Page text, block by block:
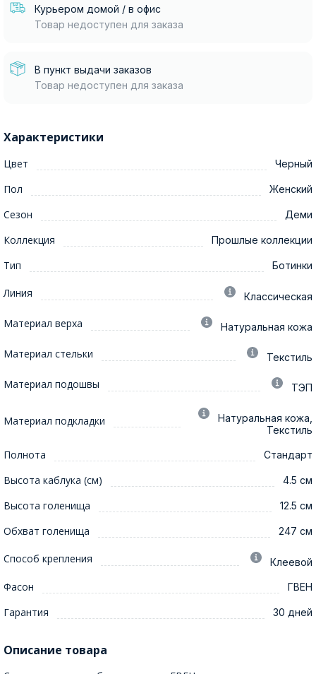
Курьером домой / в офис
Товар недоступен для заказа
В пункт выдачи заказов
Товар недоступен для заказа
Характеристики
Цвет Черный
Пол Женский
Сезон Деми
Коллекция Прошлые коллекции
Тип Ботинки
Линия Классическая
Материал верха Натуральная кожа
Материал стельки Текстиль
Материал подошвы ТЭП
Материал подкладки
Натуральная кожа,
Текстиль
Полнота Стандарт
Высота каблука (см) 4.5 см
Высота голенища 12.5 см
Обхват голенища 247 см
Способ крепления Клеевой
Фасон ГВЕН
Гарантия 30 дней
Описание товара